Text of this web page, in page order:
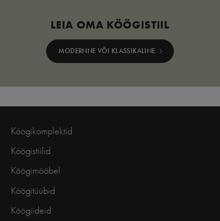
LEIA OMA KÖÖGISTIIL
MODERNNE VÕI KLASSIKALINE
Köögikomplektid
Köögistiilid
Köögimööbel
Köögitüübid
Köögiideid